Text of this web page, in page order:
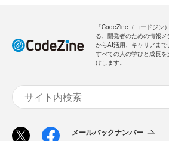
「CodeZine（コードジン
る、開発者のための情報
からAI活用、キャリアま
すべての人の学びと成長
けします。
メールバックナンバー